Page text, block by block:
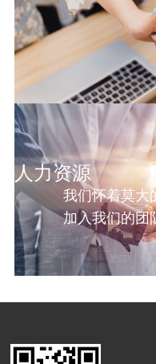
人力资源
我们怀着莫大
加入我们的团